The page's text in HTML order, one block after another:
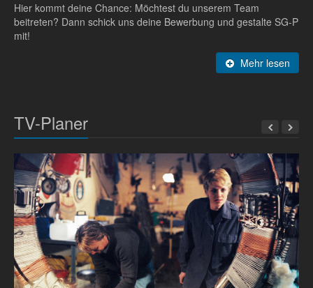
Hier kommt deine Chance: Möchtest du unserem Team
beitreten? Dann schick uns deine Bewerbung und gestalte SG-P
mit!
Mehr lesen
TV-Planer